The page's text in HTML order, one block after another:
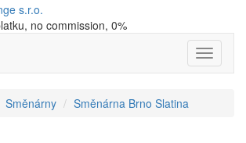
no commission, 0%
Nabídka
Směnárny Směnárna Brno Slatina